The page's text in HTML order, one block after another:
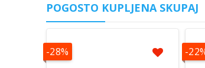
POGOSTO KUPLJENA SKUPAJ
-28% -